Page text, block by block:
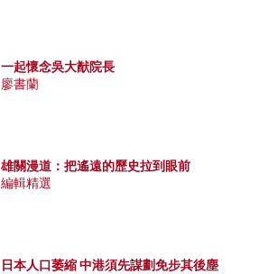
一起懷念吳大猷院長
廖書蘭
雄關漫道：把遙遠的歷史拉到眼前
編輯精選
日本人口萎縮 中港須先謀劃免步其後塵